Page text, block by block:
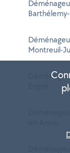
Montreuil-